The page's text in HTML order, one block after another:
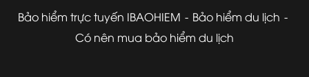
Bảo hiểm trực tuyến IBAOHIEM
Bảo hiểm du lịch
Có nên mua bảo hiểm du lịch